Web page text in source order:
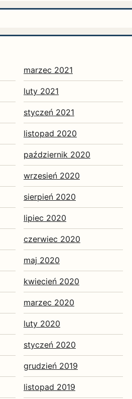
marzec 2021
luty 2021
styczeń 2021
listopad 2020
październik 2020
wrzesień 2020
sierpień 2020
lipiec 2020
czerwiec 2020
maj 2020
kwiecień 2020
marzec 2020
luty 2020
styczeń 2020
grudzień 2019
listopad 2019